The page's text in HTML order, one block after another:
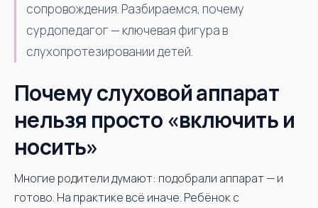
сопровождения. Разбираемся, почему
сурдопедагог — ключевая фигура в
слухопротезировании детей.
Почему слуховой аппарат
нельзя просто «включить и
носить»
Многие родители думают: подобрали аппарат — и
готово. На практике всё иначе. Ребёнок с